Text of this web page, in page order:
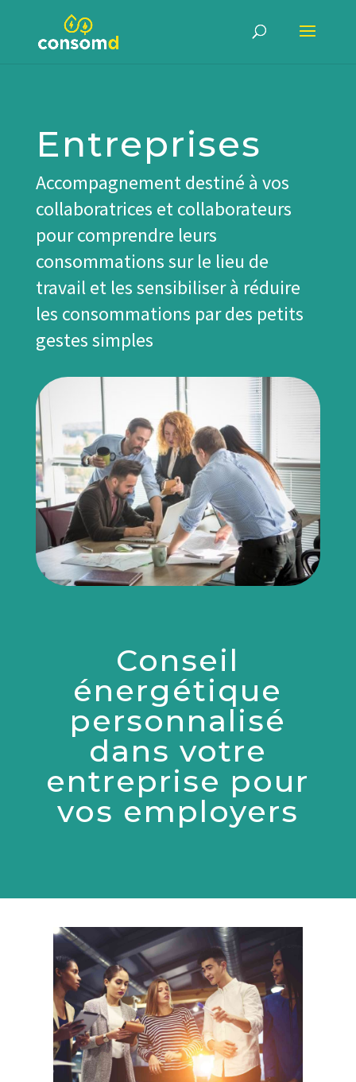
Entreprises
Accompagnement destiné à vos
collaboratrices et collaborateurs
pour comprendre leurs
consommations sur le lieu de
travail et les sensibiliser à réduire
les consommations par des petits
gestes simples
Conseil
énergétique
personnalisé
dans votre
entreprise pour
vos employers